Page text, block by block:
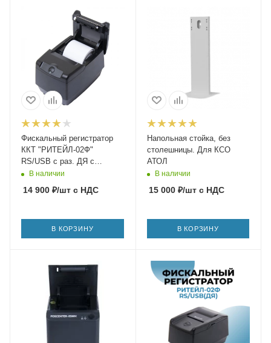
Фискальный регистратор
ККТ "РИТЕЙЛ-02Ф"
RS/USB с раз. ДЯ с
автоотрезчиком (черный)
В наличии
14 900 ₽/шт с НДС
В КОРЗИНУ
Напольная стойка, без
столешницы. Для КСО
АТОЛ
В наличии
15 000₽/штс НДС
В КОРЗИНУ